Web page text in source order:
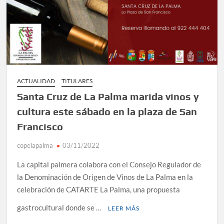
ACTUALIDAD TITULARES
Santa Cruz de La Palma marida vinos y
cultura este sábado en la plaza de San
Francisco
copelapalma 03/11/2022
La capital palmera colabora con el Consejo Regulador de
la Denominación de Origen de Vinos de La Palma en la
celebración de CATARTE La Palma, una propuesta
gastrocultural donde se …
LEER MÁS